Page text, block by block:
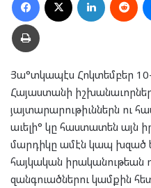
Տպել
Յա°տկապէս Հոկտեմբեր
Հայաստանի
յայտարարութիւններն ու
աւելի° կը հաստատեն այն
մարդիկը ամէն կապ խզած
հայկական իրականութեան
զանգուածներու կամքին